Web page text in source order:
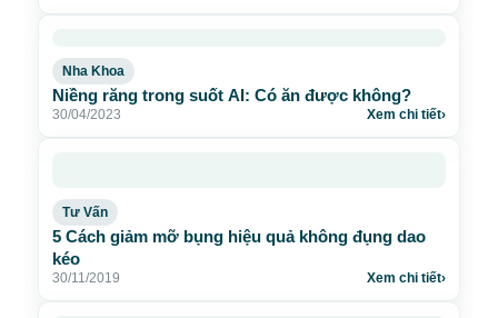
Nha Khoa
Niềng răng trong suốt AI: Có ăn được không?
30/04/2023 Xem chi tiết›
Tư Vấn
5 Cách giảm mỡ bụng hiệu quả không đụng dao
kéo
30/11/2019 Xem chi tiết›